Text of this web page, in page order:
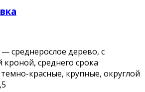
среднерослое дерево, с
среднего срока
красные, крупные, округлой